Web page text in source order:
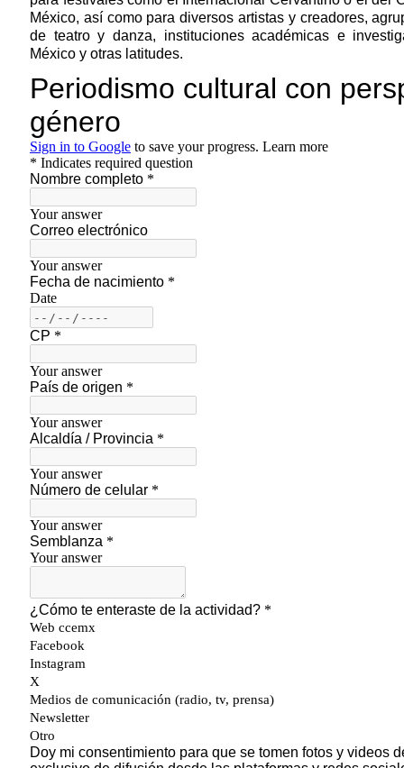
México, así como para diversos artistas y creadores,
de teatro y danza, instituciones académicas e
México y otras latitudes.